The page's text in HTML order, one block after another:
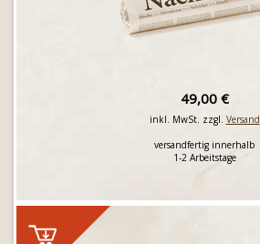
49,00 €
inkl. MwSt. zzgl. Versand
versandfertig innerhalb
1-2 Arbeitstage